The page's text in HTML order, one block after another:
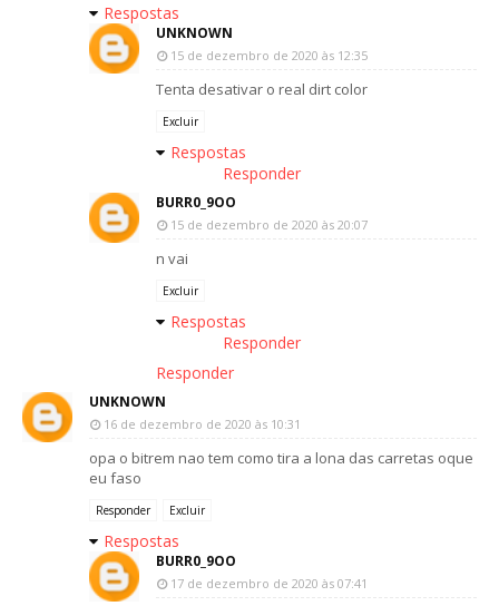
Respostas
UNKNOWN
15 de dezembro de 2020 às 12:35
Tenta desativar o real dirt color
Excluir
Respostas
Responder
BURR0_9OO
15 de dezembro de 2020 às 20:07
n vai
Excluir
Respostas
Responder
Responder
UNKNOWN
16 de dezembro de 2020 às 10:31
opa o bitrem nao tem como tira a lona das carretas oque
eu faso
Responder Excluir
Respostas
BURR0_9OO
17 de dezembro de 2020 às 07:41